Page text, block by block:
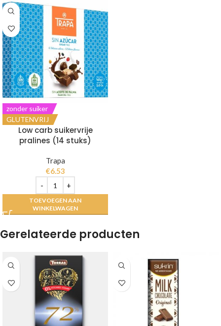
zonder suiker
GLUTENVRIJ
Low carb suikervrije
pralines (14 stuks)
Trapa
€6.53
TOEVOEGEN AAN
WINKELWAGEN
Gerelateerde producten